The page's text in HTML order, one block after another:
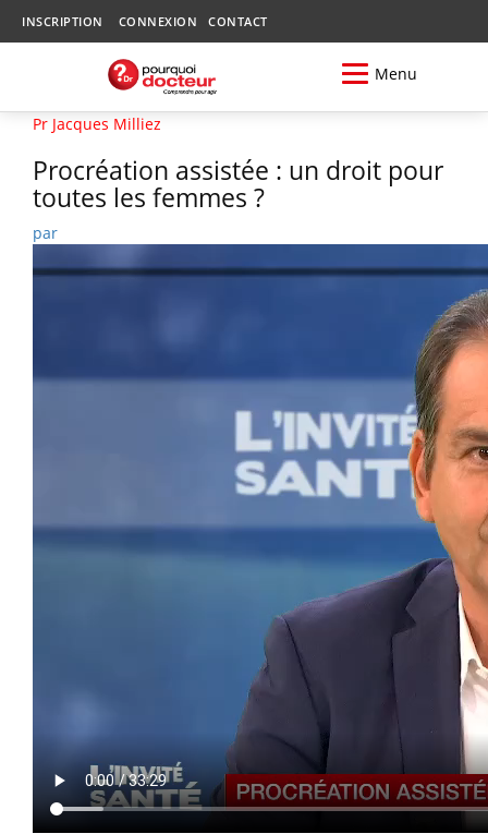
INSCRIPTION CONNEXION CONTACT
Menu
Pr Jacques Milliez
Procréation assistée : un droit pour
toutes les femmes ?
par